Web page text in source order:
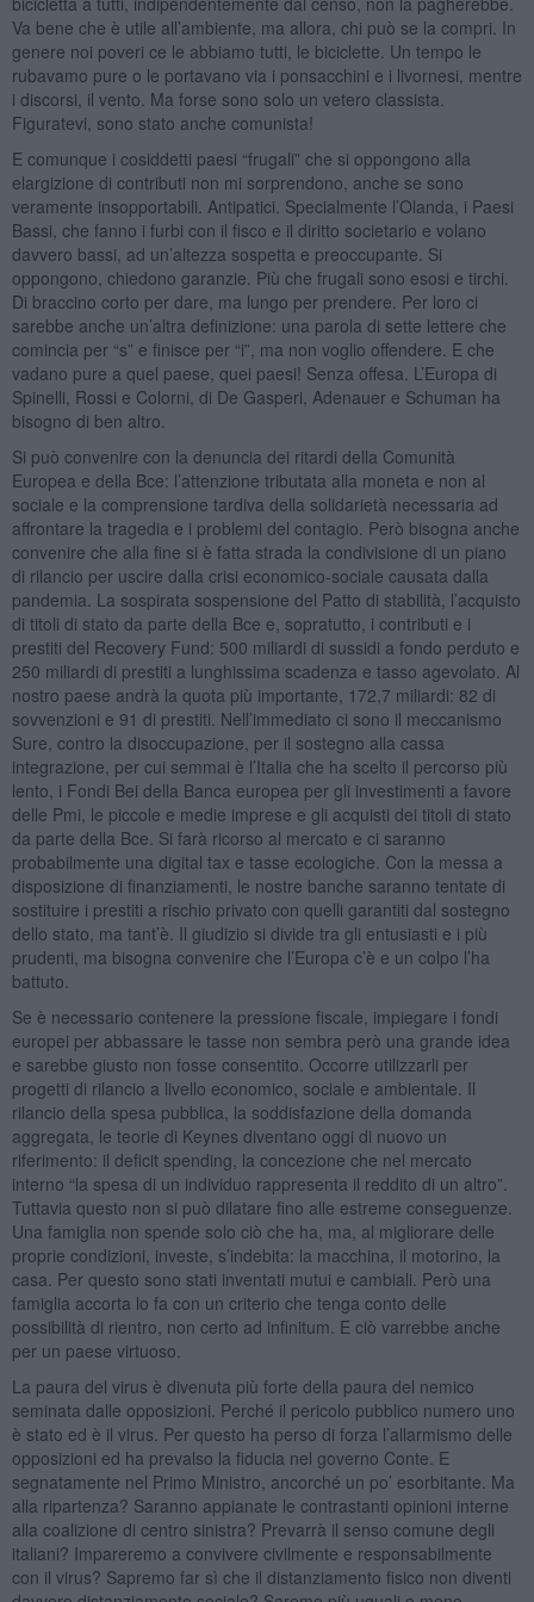
Va bene che è utile all’ambiente, ma allora, chi può se la compri. In
genere noi poveri ce le abbiamo tutti, le biciclette. Un tempo le
rubavamo pure o le portavano via i ponsacchini e i livornesi, mentre
i discorsi, il vento. Ma forse sono solo un vetero classista.
Figuratevi, sono stato anche comunista!
E comunque i cosiddetti paesi “frugali” che si oppongono alla
elargizione di contributi non mi sorprendono, anche se sono
veramente insopportabili. Antipatici. Specialmente l’Olanda, i Paesi
Bassi, che fanno i furbi con il fisco e il diritto societario e volano
davvero bassi, ad un’altezza sospetta e preoccupante. Si
oppongono, chiedono garanzie. Più che frugali sono esosi e tirchi.
Di braccino corto per dare, ma lungo per prendere. Per loro ci
sarebbe anche un’altra definizione: una parola di sette lettere che
comincia per “s” e finisce per “i”, ma non voglio offendere. E che
vadano pure a quel paese, quei paesi! Senza offesa. L’Europa di
Spinelli, Rossi e Colorni, di De Gasperi, Adenauer e Schuman ha
bisogno di ben altro.
Si può convenire con la denuncia dei ritardi della Comunità
Europea e della Bce: l’attenzione tributata alla moneta e non al
sociale e la comprensione tardiva della solidarietà necessaria ad
affrontare la tragedia e i problemi del contagio. Però bisogna anche
convenire che alla fine si è fatta strada la condivisione di un piano
di rilancio per uscire dalla crisi economico-sociale causata dalla
pandemia. La sospirata sospensione del Patto di stabilità, l’acquisto
di titoli di stato da parte della Bce e, sopratutto, i contributi e i
prestiti del Recovery Fund: 500 miliardi di sussidi a fondo perduto e
250 miliardi di prestiti a lunghissima scadenza e tasso agevolato. Al
nostro paese andrà la quota più importante, 172,7 miliardi: 82 di
sovvenzioni e 91 di prestiti. Nell’immediato ci sono il meccanismo
Sure, contro la disoccupazione, per il sostegno alla cassa
integrazione, per cui semmai è l’Italia che ha scelto il percorso più
lento, i Fondi Bei della Banca europea per gli investimenti a favore
delle Pmi, le piccole e medie imprese e gli acquisti dei titoli di stato
da parte della Bce. Si farà ricorso al mercato e ci saranno
probabilmente una digital tax e tasse ecologiche. Con la messa a
disposizione di finanziamenti, le nostre banche saranno tentate di
sostituire i prestiti a rischio privato con quelli garantiti dal sostegno
dello stato, ma tant’è. Il giudizio si divide tra gli entusiasti e i più
prudenti, ma bisogna convenire che l’Europa c’è e un colpo l’ha
battuto.
Se è necessario contenere la pressione fiscale, impiegare i fondi
europei per abbassare le tasse non sembra però una grande idea
e sarebbe giusto non fosse consentito. Occorre utilizzarli per
progetti di rilancio a livello economico, sociale e ambientale. Il
rilancio della spesa pubblica, la soddisfazione della domanda
aggregata, le teorie di Keynes diventano oggi di nuovo un
riferimento: il deficit spending, la concezione che nel mercato
interno “la spesa di un individuo rappresenta il reddito di un altro”.
Tuttavia questo non si può dilatare fino alle estreme conseguenze.
Una famiglia non spende solo ciò che ha, ma, al migliorare delle
proprie condizioni, investe, s’indebita: la macchina, il motorino, la
casa. Per questo sono stati inventati mutui e cambiali. Però una
famiglia accorta lo fa con un criterio che tenga conto delle
possibilità di rientro, non certo ad infinitum. E ciò varrebbe anche
per un paese virtuoso.
La paura del virus è divenuta più forte della paura del nemico
seminata dalle opposizioni. Perché il pericolo pubblico numero uno
è stato ed è il virus. Per questo ha perso di forza l’allarmismo delle
opposizioni ed ha prevalso la fiducia nel governo Conte. E
segnatamente nel Primo Ministro, ancorché un po’ esorbitante. Ma
alla ripartenza? Saranno appianate le contrastanti opinioni interne
alla coalizione di centro sinistra? Prevarrà il senso comune degli
italiani? Impareremo a convivere civilmente e responsabilmente
con il virus? Sapremo far sì che il distanziamento fisico non diventi